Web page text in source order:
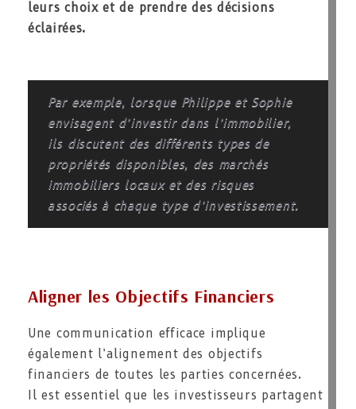
leurs choix et de prendre des décisions
éclairées.
Par exemple, lorsque Philippe et Sophie
envisagent d’investir dans l’immobilier,
ils discutent des différents types de
propriétés disponibles, des marchés
immobiliers locaux et des risques
associés à chaque type d’investissement.
Aligner les Objectifs Financiers
Une communication efficace implique
également l’alignement des objectifs
financiers de toutes les parties concernées.
Il est essentiel que les investisseurs partagent